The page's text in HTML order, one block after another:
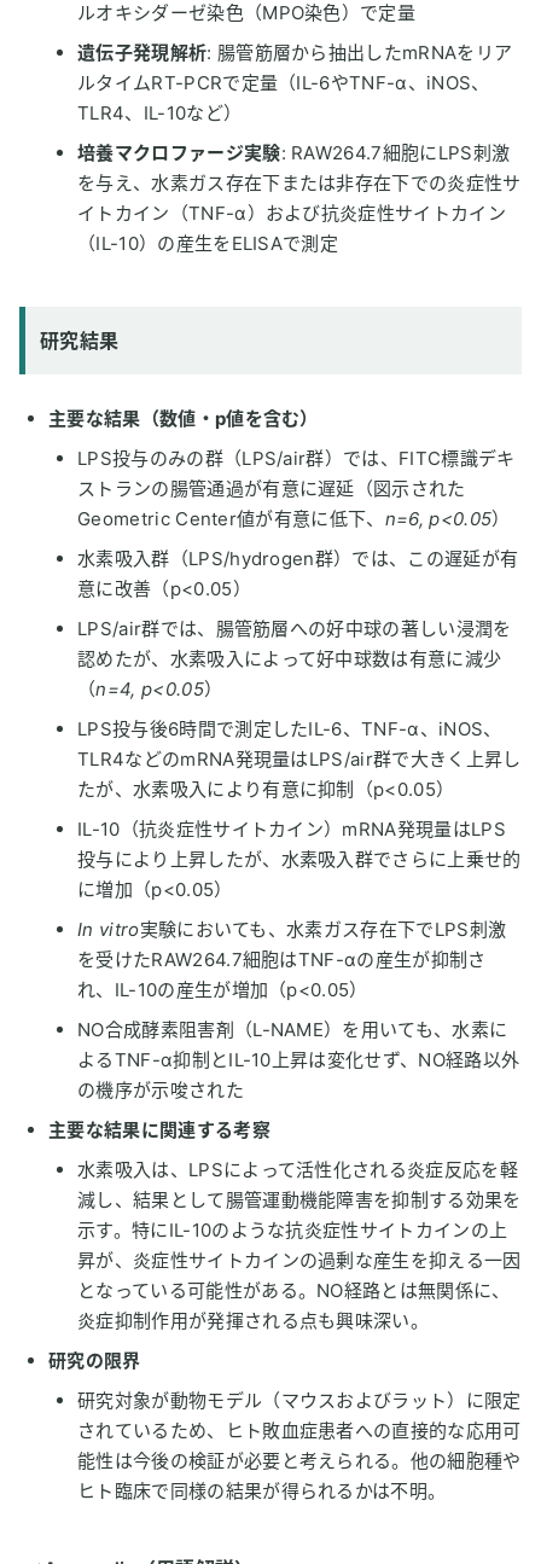
ルオキシダーゼ染色（MPO染色）で定量
遺伝子発現解析: 腸管筋層から抽出したmRNAをリア
ルタイムRT-PCRで定量（IL-6やTNF-α、iNOS、
TLR4、IL-10など）
培養マクロファージ実験: RAW264.7細胞にLPS刺激
を与え、水素ガス存在下または非存在下での炎症性サ
イトカイン（TNF-α）および抗炎症性サイトカイン
（IL-10）の産生をELISAで測定
研究結果
主要な結果（数値・p値を含む）
LPS投与のみの群（LPS/air群）では、FITC標識デキ
ストランの腸管通過が有意に遅延（図示された
Geometric Center値が有意に低下、 n=6, p<0.05）
水素吸入群（LPS/hydrogen群）では、この遅延が有
意に改善（p<0.05）
LPS/air群では、腸管筋層への好中球の著しい浸潤を
認めたが、水素吸入によって好中球数は有意に減少
（n=4, p<0.05）
LPS投与後6時間で測定したIL-6、TNF-α、iNOS、
TLR4などのmRNA発現量はLPS/air群で大きく上昇し
たが、水素吸入により有意に抑制（p<0.05）
IL-10（抗炎症性サイトカイン）mRNA発現量はLPS
投与により上昇したが、水素吸入群でさらに上乗せ的
に増加（p<0.05）
In vitro実験においても、水素ガス存在下でLPS刺激
を受けたRAW264.7細胞はTNF-αの産生が抑制さ
れ、IL-10の産生が増加（p<0.05）
NO合成酵素阻害剤（L-NAME）を用いても、水素に
よるTNF-α抑制とIL-10上昇は変化せず、NO経路以外
の機序が示唆された
主要な結果に関連する考察
水素吸入は、LPSによって活性化される炎症反応を軽
減し、結果として腸管運動機能障害を抑制する効果を
示す。特にIL-10のような抗炎症性サイトカインの上
昇が、炎症性サイトカインの過剰な産生を抑える一因
となっている可能性がある。NO経路とは無関係に、
炎症抑制作用が発揮される点も興味深い。
研究の限界
研究対象が動物モデル（マウスおよびラット）に限定
されているため、ヒト敗血症患者への直接的な応用可
能性は今後の検証が必要と考えられる。他の細胞種や
ヒト臨床で同様の結果が得られるかは不明。